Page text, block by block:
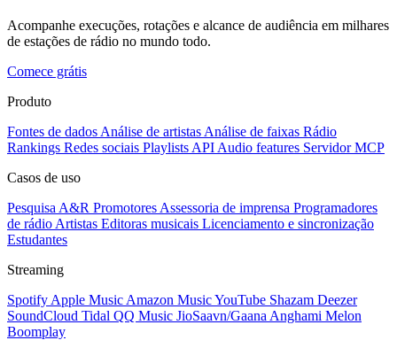
Acompanhe execuções, rotações e alcance de audiência em milhares
de estações de rádio no mundo todo.
Comece grátis
Produto
Fontes de dados Análise de artistas Análise de faixas Rádio
Rankings Redes sociais Playlists API Audio features Servidor MCP
Casos de uso
Pesquisa A&R Promotores Assessoria de imprensa Programadores
de rádio Artistas Editoras musicais Licenciamento e sincronização
Estudantes
Streaming
Spotify Apple Music Amazon MusicYouTube Shazam Deezer
SoundCloud Tidal QQ Music JioSaavn/Gaana Anghami Melon
Boomplay